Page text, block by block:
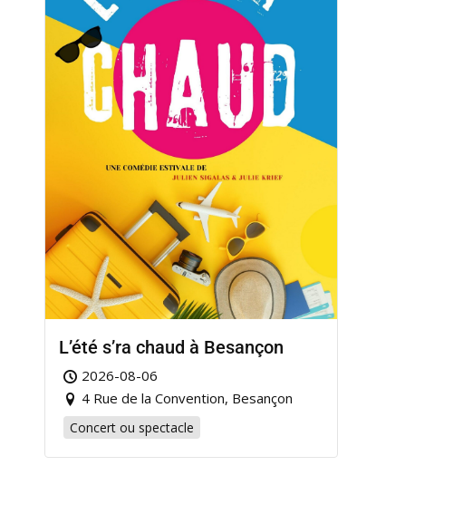
L’été s’ra chaud à Besançon
2026-08-06
4 Rue de la Convention, Besançon
Concert ou spectacle